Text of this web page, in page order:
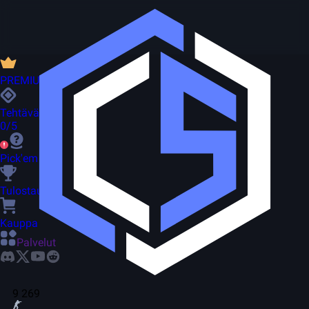
9 269
PREMIUM
Tehtävät
0/5
Pick'em
Tulostaulu
Kauppa
Palvelut